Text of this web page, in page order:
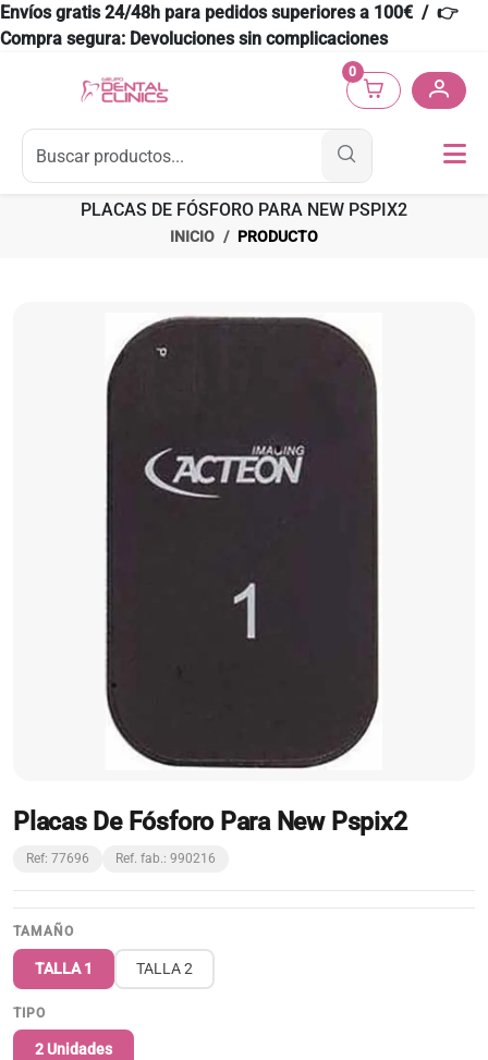
Envíos gratis 24/48h para pedidos superiores a 100€ / 👉
Compra segura: Devoluciones sin complicaciones
0
PLACAS DE FÓSFORO PARA NEW PSPIX2
INICIO PRODUCTO
Placas De Fósforo Para New Pspix2
Ref: 77696 Ref. fab.: 990216
TAMAÑO
TALLA 1 TALLA 2
TIPO
2 Unidades